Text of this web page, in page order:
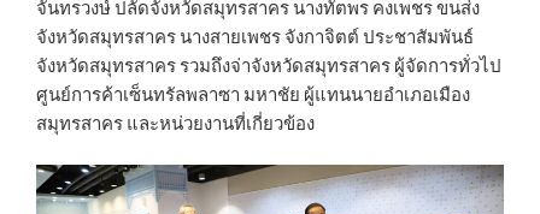
จันทรวงษ์ ปลัดจังหวัดสมุทรสาคร นางทัตพร คงเพชร ขนส่ง
จังหวัดสมุทรสาคร นางสายเพชร จังกาจิตต์ ประชาสัมพันธ์
จังหวัดสมุทรสาคร รวมถึงจ่าจังหวัดสมุทรสาคร ผู้จัดการทั่วไป
ศูนย์การค้าเซ็นทรัลพลาซา มหาชัย ผู้แทนนายอำเภอเมือง
สมุทรสาคร และหน่วยงานที่เกี่ยวข้อง